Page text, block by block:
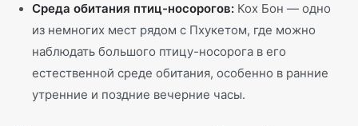
Среда обитания птиц-носорогов: Кох Бон — одно
из немногих мест рядом с Пхукетом, где можно
наблюдать большого птицу-носорога в его
естественной среде обитания, особенно в ранние
утренние и поздние вечерние часы.